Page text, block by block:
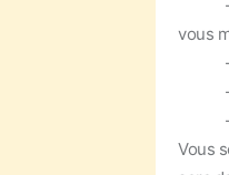
-
vous
-
-
-
Vous